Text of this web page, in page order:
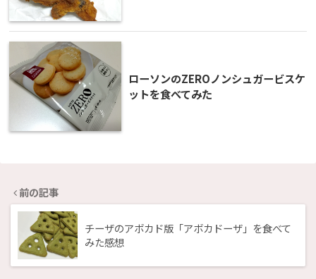
ローソンのZEROノンシュガービスケ
ットを食べてみた
前の記事
チーザのアボカド版「アボカドーザ」を食べて
みた感想